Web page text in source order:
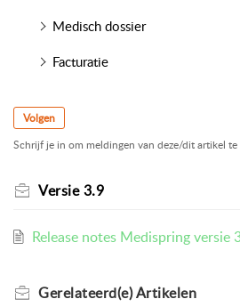
Medisch dossier
Facturatie
Volgen
Schrijf je in om meldingen van deze/dit artikel te
Versie 3.9
Release notes Medispring versie
Gerelateerd(e)Artikelen